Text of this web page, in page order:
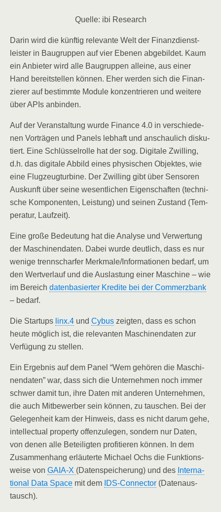
Quel­le: ibi Research
Dar­in wird die künf­tig rele­van­te Welt der Finanz­dienst­
leis­ter in Bau­grup­pen auf vier Ebe­nen abge­bil­det. Kaum
ein Anbie­ter wird alle Bau­grup­pen allei­ne, aus einer
Hand bereit­stel­len kön­nen. Eher wer­den sich die Finan­
zie­rer auf bestimm­te Modu­le kon­zen­trie­ren und wei­te­re
über APIs anbinden.
Auf der Ver­an­stal­tung wur­de Finan­ce 4.0 in ver­schie­de­
nen Vor­trä­gen und Panels leb­haft und anschau­lich dis­ku­
tiert. Eine Schlüs­sel­rol­le hat der sog. Digi­ta­le Zwil­ling,
d.h. das digi­ta­le Abbild eines phy­si­schen Objek­tes, wie
eine Flug­zeug­tur­bi­ne. Der Zwil­ling gibt über Sen­so­ren
Aus­kunft über sei­ne wesent­li­chen Eigen­schaf­ten (tech­ni­
sche Kom­po­nen­ten, Leis­tung) und sei­nen Zustand (Tem­
pe­ra­tur, Laufzeit).
Eine gro­ße Bedeu­tung hat die Ana­ly­se und Ver­wer­tung
der Maschi­nen­da­ten. Dabei wur­de deut­lich, dass es nur
weni­ge trenn­schar­fer Merkmale/​Informationen bedarf, um
den Wert­ver­lauf und die Aus­las­tung einer Maschi­ne – wie
im Bereich daten­ba­sier­ter Kre­di­te bei der Com­merz­bank
– bedarf.
Die Start­ups linx.4 und Cybus zeig­ten, dass es schon
heu­te mög­lich ist, die rele­van­ten Maschi­nen­da­ten zur
Ver­fü­gung zu stellen.
Ein Ergeb­nis auf dem Panel “Wem gehö­ren die Maschi­
nen­da­ten” war, dass sich die Unter­neh­men noch immer
schwer damit tun, ihre Daten mit ande­ren Unter­neh­men,
die auch Mit­be­wer­ber sein kön­nen, zu tau­schen. Bei der
Gele­gen­heit kam der Hin­weis, dass es nicht dar­um gehe,
intellec­tu­al pro­per­ty offen­zu­le­gen, son­dern nur Daten,
von denen alle Betei­lig­ten pro­fi­tie­ren kön­nen. In dem
Zusam­men­hang erläu­ter­te Micha­el Ochs die Funk­ti­ons­
wei­se von GAIA‑X (Daten­spei­che­rung) und des Inter­na­
tio­nal Data Space mit dem IDS-Con­nec­tor (Daten­aus­
tausch).